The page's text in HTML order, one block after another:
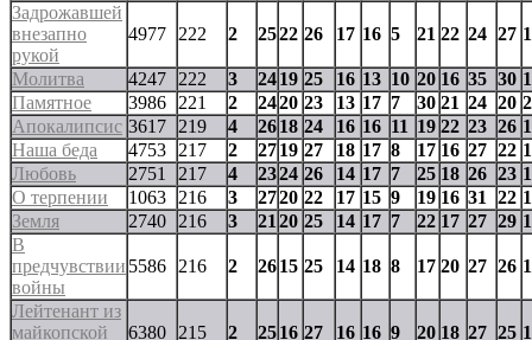
Задрожавшей
внезапно
рукой
4977 222 2 2522 26 17 16 5 21 22 24 27
Молитва 4247 222 3 2419 25 16 13 10 20 16 35 30
Памятное
3986 221 2 2420 23 13 17 7 30 21 24 20
Апокалипсис 3617 219 4 2618 24 16 16 11 19 22 23 26
Наша беда
4753 217 2 2719 27 18 17 8 17 16 27 22
Любовь
2751 217 4 2324 26 14 17 7 25 18 26 23
О терпении
1063 216 3 2720 22 17 15 9 19 16 31 22
Земля
2740 216 3 21 20 25 14 17 7 22 17 27 29
В
предчувствии
войны
5586 216 2 2615 25 14 18 8 17 20 27 26
Лейтенант из
майкопской
6380 215 2 2516 27 16 16 9 20 18 27 25